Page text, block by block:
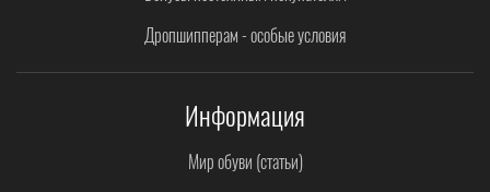
Дропшипперам - особые условия
Информация
Мир обуви (статьи)